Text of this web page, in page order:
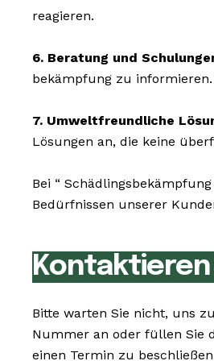
reagieren.
6. Beratung und
bekämpfung zu
7. Umweltfreundliche
Lösungen an, die keine
Bei “ Schädlingsbekämpfung
Bedürfnissen unserer
Kontaktieren
Bitte warten Sie nicht, uns
Nummer an oder füllen Sie
einen Termin zu